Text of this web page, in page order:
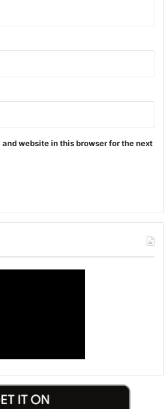
website in this browser for the next